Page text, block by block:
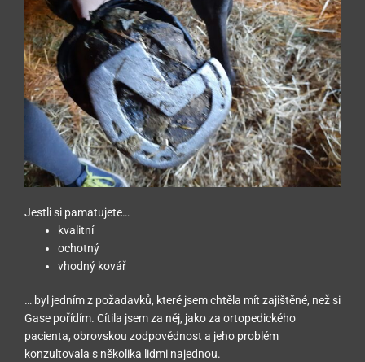
Jestli si pamatujete…
kvalitní
ochotný
vhodný kovář
… byl jedním z požadavků, které jsem chtěla mít zajištěné, než si
Gase pořídím. Cítila jsem za něj, jako za ortopedického
pacienta, obrovskou zodpovědnost a jeho problém
konzultovala s několika lidmi najednou.